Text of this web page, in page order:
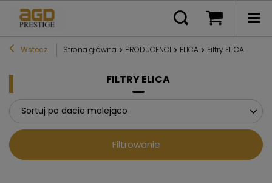
Wstecz Strona główna PRODUCENCI ELICA Filtry ELICA
FILTRY ELICA
Sortuj po dacie malejąco
Filtrowanie